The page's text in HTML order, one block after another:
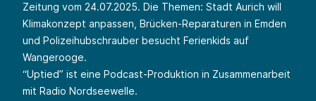
Zeitung vom 24.07.2025. Die Themen: Stadt Aurich will
Klimakonzept anpassen, Brücken-Reparaturen in Emden
und Polizeihubschrauber besucht Ferienkids auf
Wangerooge.
“Uptied” ist eine Podcast-Produktion in Zusammenarbeit
mit Radio Nordseewelle.